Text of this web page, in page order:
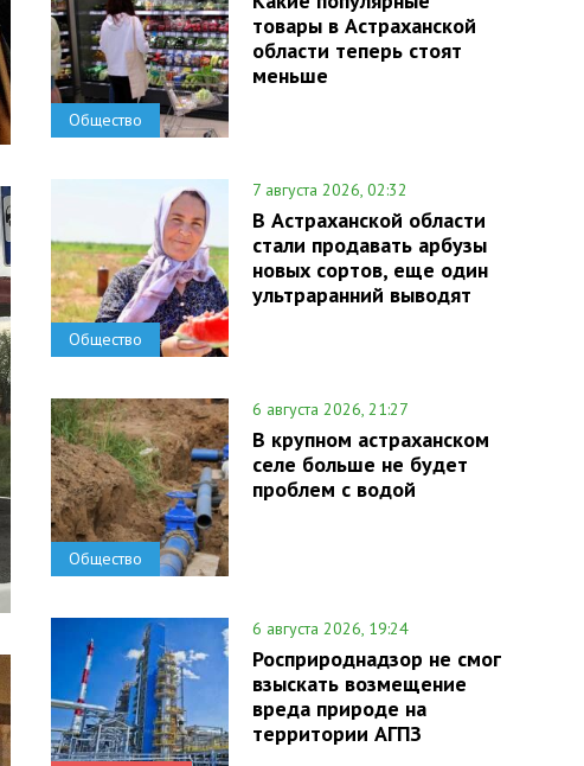
Общество
товары в Астраханской
области теперь стоят
меньше
Общество
7 августа 2026, 02:32
В Астраханской области
стали продавать арбузы
новых сортов, еще один
ультраранний выводят
Общество
6 августа 2026, 21:27
В крупном астраханском
селе больше не будет
проблем с водой
6 августа 2026, 19:24
Росприроднадзор не смог
взыскать возмещение
вреда природе на
территории АГПЗ